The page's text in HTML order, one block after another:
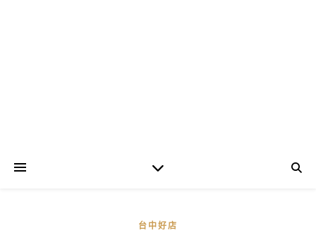
台中好店